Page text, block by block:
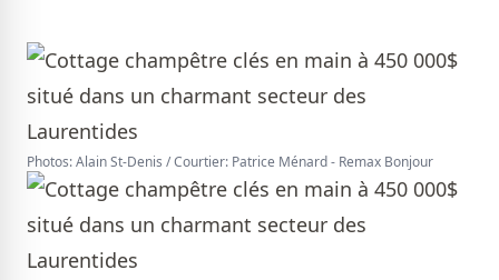
Photos: Alain St-Denis / Courtier: Patrice Ménard - Remax Bonjour